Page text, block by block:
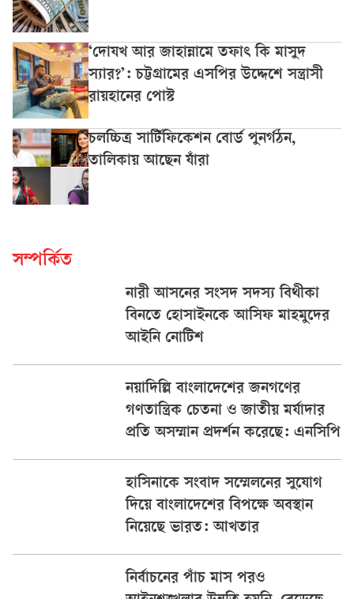
‘দোযখ আর জাহান্নামে তফাৎ কি মাসুদ
স্যার?’: চট্টগ্রামের এসপির উদ্দেশে সন্ত্রাসী
রায়হানের পোস্ট
চলচ্চিত্র সার্টিফিকেশন বোর্ড পুনর্গঠন,
তালিকায় আছেন যাঁরা
সম্পর্কিত
নারী আসনের সংসদ সদস্য বিথীকা
বিনতে হোসাইনকে আসিফ মাহমুদের
আইনি নোটিশ
নয়াদিল্লি বাংলাদেশের জনগণের
গণতান্ত্রিক চেতনা ও জাতীয় মর্যাদার
প্রতি অসম্মান প্রদর্শন করেছে: এনসিপি
হাসিনাকে সংবাদ সম্মেলনের সুযোগ
দিয়ে বাংলাদেশের বিপক্ষে অবস্থান
নিয়েছে ভারত: আখতার
নির্বাচনের পাঁচ মাস পরও